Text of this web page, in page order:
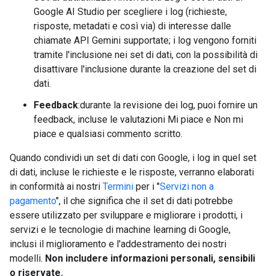
Google AI Studio per scegliere i log (richieste,
risposte, metadati e così via) di interesse dalle
chiamate API Gemini supportate; i log vengono forniti
tramite l'inclusione nei set di dati, con la possibilità di
disattivare l'inclusione durante la creazione del set di
dati.
Feedback:durante la revisione dei log, puoi fornire un
feedback, incluse le valutazioni Mi piace e Non mi
piace e qualsiasi commento scritto.
Quando condividi un set di dati con Google, i log in quel set
di dati, incluse le richieste e le risposte, verranno elaborati
in conformità ai nostri Termini per i "Servizi non a
pagamento", il che significa che il set di dati potrebbe
essere utilizzato per sviluppare e migliorare i prodotti, i
servizi e le tecnologie di machine learning di Google,
inclusi il miglioramento e l'addestramento dei nostri
modelli. Non includere informazioni personali, sensibili
o riservate.